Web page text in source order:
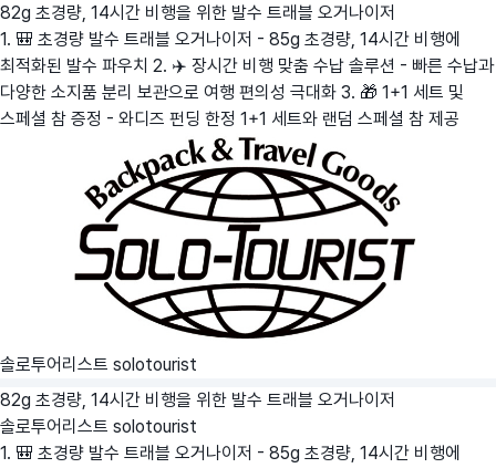
82g 초경량, 14시간 비행을 위한 발수 트래블 오거나이저
1. 🎒 초경량 발수 트래블 오거나이저 - 85g 초경량, 14시간 비행에
최적화된 발수 파우치 2. ✈️ 장시간 비행 맞춤 수납 솔루션 - 빠른 수납과
다양한 소지품 분리 보관으로 여행 편의성 극대화 3. 🎁 1+1 세트 및
스페셜 참 증정 - 와디즈 펀딩 한정 1+1 세트와 랜덤 스페셜 참 제공
솔로투어리스트 solotourist
82g 초경량, 14시간 비행을 위한 발수 트래블 오거나이저
솔로투어리스트 solotourist
1. 🎒 초경량 발수 트래블 오거나이저 - 85g 초경량, 14시간 비행에